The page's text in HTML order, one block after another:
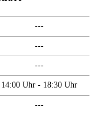
---
---
---
14:00 Uhr - 18:30 Uhr
---